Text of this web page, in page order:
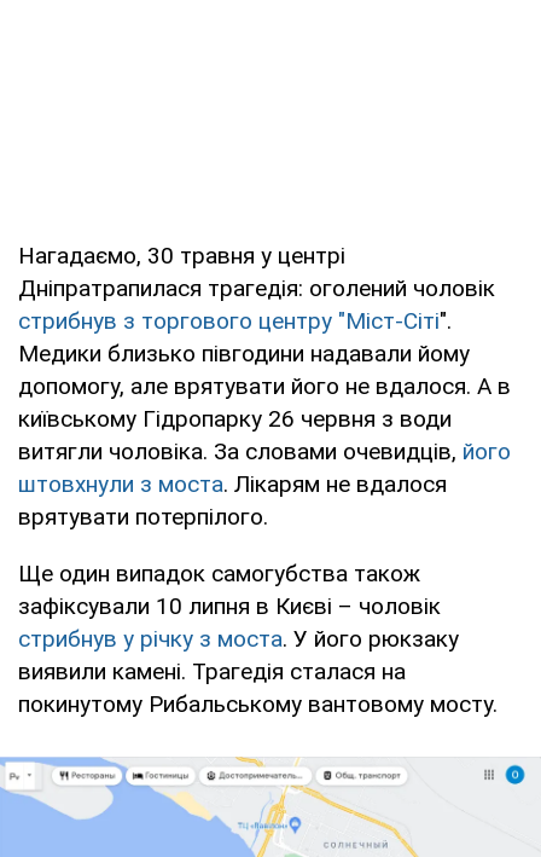
Нагадаємо, 30 травня у центрі
Дніпратрапилася трагедія: оголений чоловік
стрибнув з торгового центру "Міст-Сіті".
Медики близько півгодини надавали йому
допомогу, але врятувати його не вдалося. А в
київському Гідропарку 26 червня з води
витягли чоловіка. За словами очевидців, його
штовхнули з моста. Лікарям не вдалося
врятувати потерпілого.
Ще один випадок самогубства також
зафіксували 10 липня в Києві – чоловік
стрибнув у річку з моста. У його рюкзаку
виявили камені. Трагедія сталася на
покинутому Рибальському вантовому мосту.